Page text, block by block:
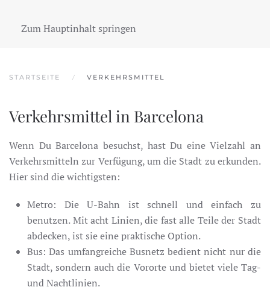
Zum Hauptinhalt springen
BARCELONA ENTDECKEN
STARTSEITE VERKEHRSMITTEL
Verkehrsmittel in Barcelona
Wenn Du Barcelona besuchst, hast Du eine Vielzahl an
Verkehrsmitteln zur Verfügung, um die Stadt zu erkunden.
Hier sind die wichtigsten:
Metro: Die U-Bahn ist schnell und einfach zu
benutzen. Mit acht Linien, die fast alle Teile der Stadt
abdecken, ist sie eine praktische Option.
Bus: Das umfangreiche Busnetz bedient nicht nur die
Stadt, sondern auch die Vororte und bietet viele Tag-
und Nachtlinien.